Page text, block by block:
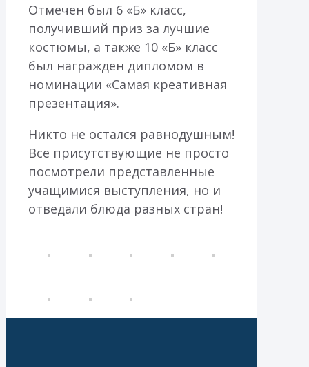
Отмечен был 6 «Б» класс,
получивший приз за лучшие
костюмы, а также 10 «Б» класс
был награжден дипломом в
номинации «Самая креативная
презентация».
Никто не остался равнодушным!
Все присутствующие не просто
посмотрели представленные
учащимися выступления, но и
отведали блюда разных стран!